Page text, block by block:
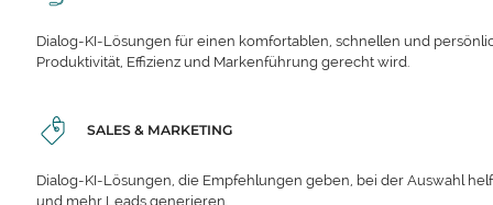
Dialog-KI-Lösungen für einen komfortablen, schnellen und
Produktivität, Effizienz und Markenführung gerecht wird.
SALES & MARKETING
Dialog-KI-Lösungen, die Empfehlungen geben, bei der Auswahl
und mehr Leads generieren.